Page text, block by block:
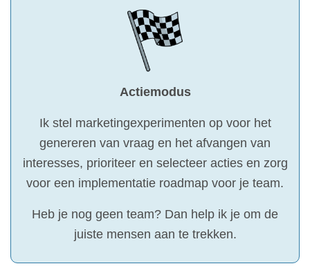
Actiemodus
Ik stel marketingexperimenten op voor het
genereren van vraag en het afvangen van
interesses, prioriteer en selecteer acties en zorg
voor een implementatie roadmap voor je team.
Heb je nog geen team? Dan help ik je om de
juiste mensen aan te trekken.